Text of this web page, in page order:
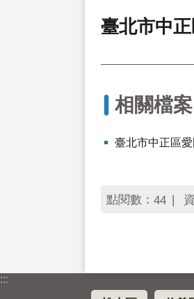
臺北市中
相關檔案
臺北市中正區
點閱數： 44
:::